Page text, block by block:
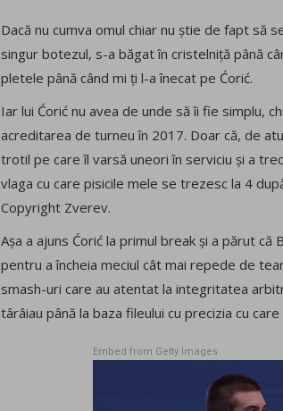
Dacă nu cumva omul chiar nu știe de fapt să
singur botezul, s-a băgat în cristelniță până
pletele până când mi ți l-a înecat pe Ćorić.
Iar lui Ćorić nu avea de unde să îi fie simplu,
acreditarea de turneu în 2017. Doar că, de
trotil pe care îl varsă uneori în serviciu și a
vlaga cu care pisicile mele se trezesc la 4
Copyright Zverev.
Așa a ajuns Ćorić la primul break și a părut
pentru a încheia meciul cât mai repede de
smash-uri care au atentat la integritatea
târâiau până la baza fileului cu precizia cu
Embed from Getty Images